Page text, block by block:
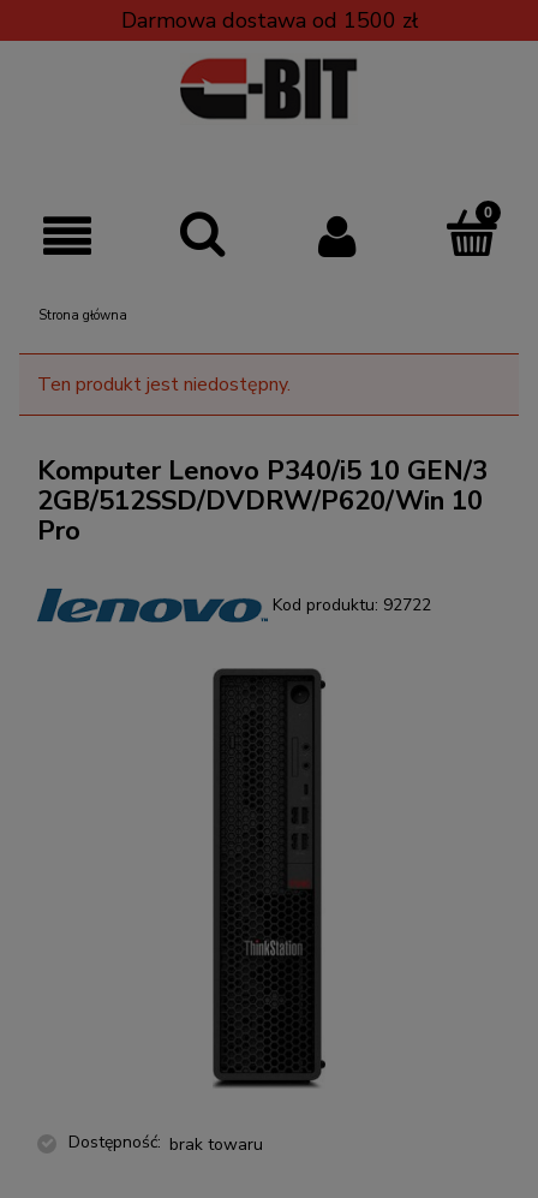
Darmowa dostawa od 1500 zł
Strona główna
Ten produkt jest niedostępny.
Komputer Lenovo P340/i5 10 GEN/3
2GB/512SSD/DVDRW/P620/Win 10
Pro
Kod produktu: 92722
Dostępność: brak towaru